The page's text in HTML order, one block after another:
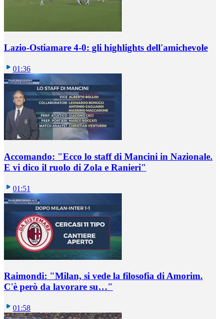
Lazio-Ostiamare 4-0: gli highlights dell'amichevole
01:36
Accomando: "Ecco lo staff di Mancini in Nazionale.
E vi dico il ruolo di Zola e Ranieri"
01:51
Raimondi: "Milan, si vede la filosofia di Amorim.
C'è però da lavorare su…"
01:58